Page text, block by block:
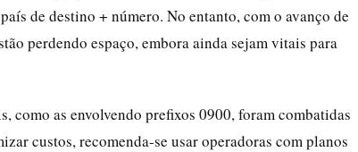
de destino + número. No entanto, com o avanço de
perdendo espaço, embora ainda sejam vitais para
como as envolvendo prefixos 0900, foram combatidas
custos, recomenda-se usar operadoras com planos